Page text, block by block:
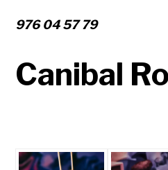
976 04 57 79
Canibal